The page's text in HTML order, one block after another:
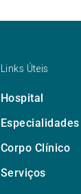
Links Úteis
Hospital
Especialidades
Corpo Clínico
Serviços